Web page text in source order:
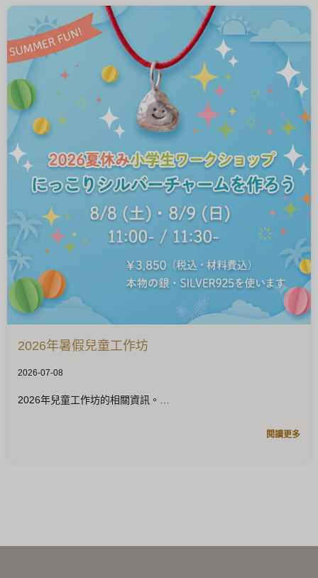
2026年暑假兒童工作坊
2026-07-08
2026年兒童工作坊的相關資訊。
閱讀更多